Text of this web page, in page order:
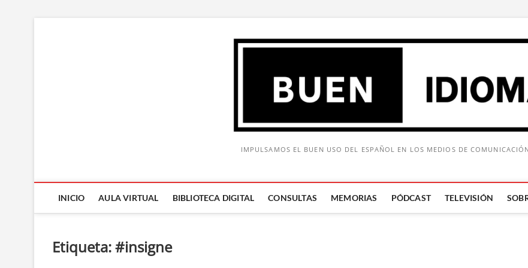
IMPULSAMOS EL BUEN USO DEL ESPAÑOL EN LOS MEDIOS DE
INICIO AULA VIRTUAL BIBLIOTECA DIGITAL CONSULTAS MEMORIAS PÓDCAST TELEVISIÓN
Buscar:
Etiqueta:#insigne